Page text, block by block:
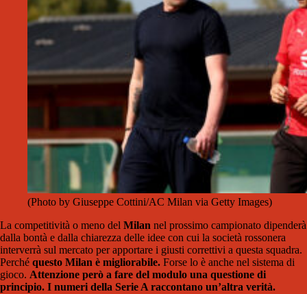
(Photo by Giuseppe Cottini/AC Milan via Getty Images)
La competitività o meno del Milan nel prossimo campionato dipenderà
dalla bontà e dalla chiarezza delle idee con cui la società rossonera
interverrà sul mercato per apportare i giusti correttivi a questa squadra.
Perché questo Milan è migliorabile. Forse lo è anche nel sistema di
gioco. Attenzione però a fare del modulo una questione di
principio. I numeri della Serie A raccontano un’altra verità.